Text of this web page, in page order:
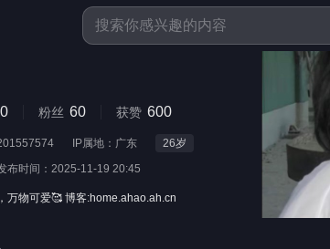
粉丝 60 获赞 600
IP属地：广东 26岁
布时间： 2025-11-19 20:45
万物可爱🥰 博客:home.ahao.ah.cn